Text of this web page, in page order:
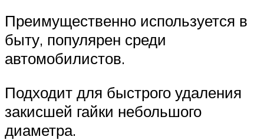
Преимущественно используется в
быту, популярен среди
автомобилистов.
Подходит для быстрого удаления
закисшей гайки небольшого
диаметра.